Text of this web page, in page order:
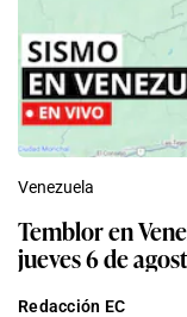
Venezuela
Temblor en
jueves 6 de
Redacción EC